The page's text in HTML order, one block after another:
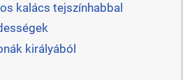
kalács tejszínhabbal
királyából